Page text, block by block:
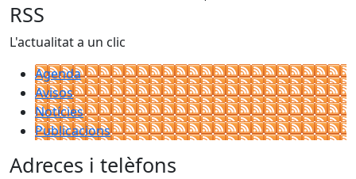
RSS
L'actualitat a un clic
Agenda
Avisos
Notícies
Publicacions
Adreces i telèfons